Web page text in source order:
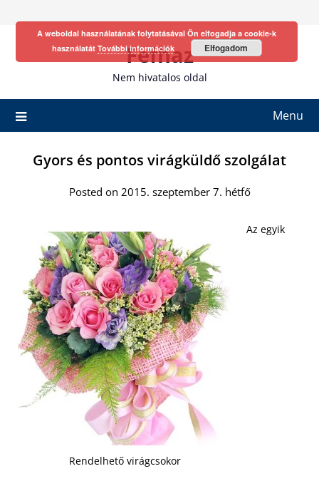
Fefhaz
Nem hivatalos oldal
Menu
Gyors és pontos virágküldő szolgálat
Posted on 2015. szeptember 7. hétfő
Rendelhető virágcsokor
Az egyik
A weboldal használatának folytatásával Ön elfogadja a cookie-k
használatát További információk Elfogadom